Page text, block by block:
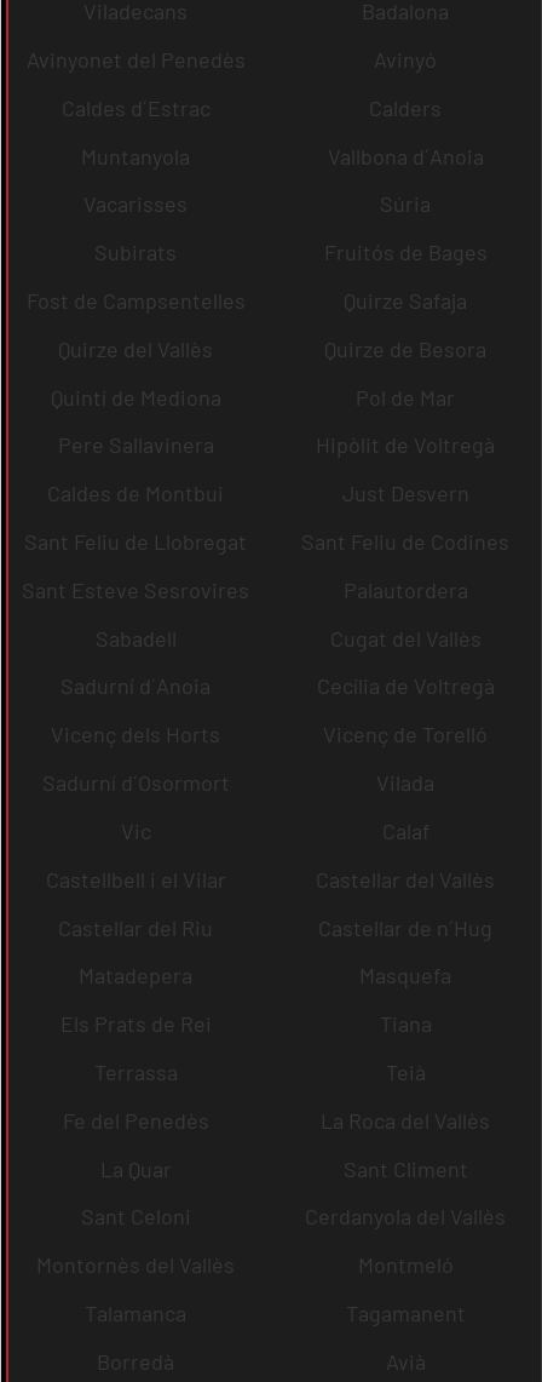
Viladecans
Badalona
Avinyonet del Penedès
Avinyó
Caldes d´Estrac
Calders
Muntanyola
Vallbona d´Anoia
Vacarisses
Súria
Subirats
Fruitós de Bages
Fost de Campsentelles
Quirze Safaja
Quirze del Vallès
Quirze de Besora
Quintí de Mediona
Pol de Mar
Pere Sallavinera
Hipòlit de Voltregà
Caldes de Montbui
Just Desvern
Sant Feliu de Llobregat
Sant Feliu de Codines
Sant Esteve Sesrovires
Palautordera
Sabadell
Cugat del Vallès
Sadurní d´Anoia
Cecília de Voltregà
Vicenç dels Horts
Vicenç de Torelló
Sadurní d´Osormort
Vilada
Vic
Calaf
Castellbell i el Vilar
Castellar del Vallès
Castellar del Riu
Castellar de n´Hug
Matadepera
Masquefa
Els Prats de Rei
Tiana
Terrassa
Teià
Fe del Penedès
La Roca del Vallès
La Quar
Sant Climent
Sant Celoni
Cerdanyola del Vallès
Montornès del Vallès
Montmeló
Talamanca
Tagamanent
Borredà
Avià